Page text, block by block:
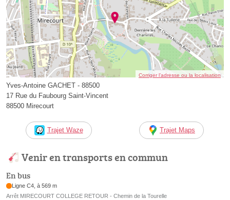
Corriger l’adresse ou la localisation
Yves-Antoine GACHET - 88500
17 Rue du Faubourg Saint-Vincent
88500 Mirecourt
Trajet Waze Trajet Maps
Venir en transports en commun
En bus
Ligne C4, à 569 m
Arrêt MIRECOURT COLLEGE RETOUR - Chemin de la Tourelle